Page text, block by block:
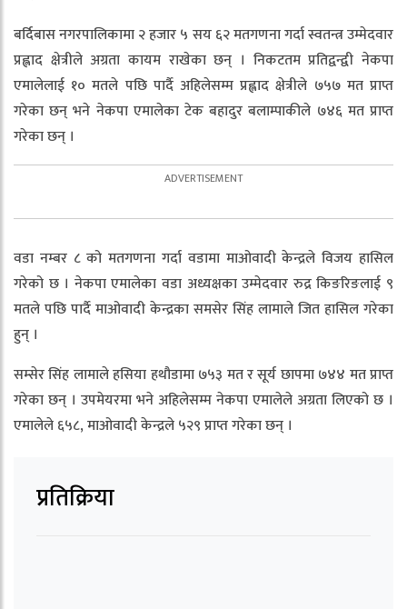
बर्दिबास नगरपालिकामा २ हजार ५ सय ६२ मतगणना गर्दा स्वतन्त्र उम्मेदवार
प्रह्लाद क्षेत्रीले अग्रता कायम राखेका छन् । निकटतम प्रतिद्वन्द्वी नेकपा
एमालेलाई १० मतले पछि पार्दै अहिलेसम्म प्रह्लाद क्षेत्रीले ७५७ मत प्राप्त
गरेका छन् भने नेकपा एमालेका टेक बहादुर बलाम्पाकीले ७४६ मत प्राप्त
गरेका छन् ।
वडा नम्बर ८ को मतगणना गर्दा वडामा माओवादी केन्द्रले विजय हासिल
गरेको छ । नेकपा एमालेका वडा अध्यक्षका उम्मेदवार रुद्र किङरिङलाई ९
मतले पछि पार्दै माओवादी केन्द्रका समसेर सिंह लामाले जित हासिल गरेका
हुन् ।
सम्सेर सिंह लामाले हसिया हथौडामा ७५३ मत र सूर्य छापमा ७४४ मत प्राप्त
गरेका छन् । उपमेयरमा भने अहिलेसम्म नेकपा एमालेले अग्रता लिएको छ ।
एमालेले ६५८, माओवादी केन्द्रले ५२९ प्राप्त गरेका छन् ।
प्रतिक्रिया